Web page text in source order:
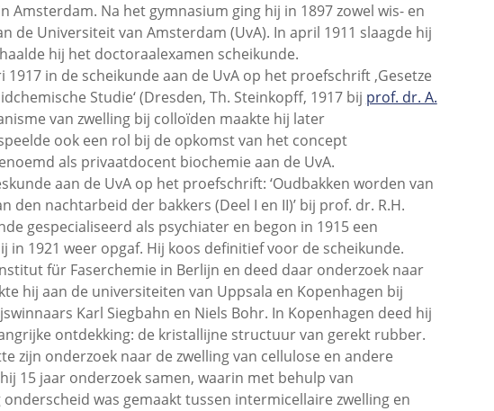
Amsterdam. Na het gymnasium ging hij in 1897 zowel wis- en
de Universiteit van Amsterdam (UvA). In april 1911 slaagde hij
hij het doctoraalexamen scheikunde.
in de scheikunde aan de UvA op het proefschrift ‚Gesetze
Studie‘ (Dresden, Th. Steinkopff, 1917 bij prof. dr. A.
van zwelling bij colloïden maakte hij later
ook een rol bij de opkomst van het concept
als privaatdocent biochemie aan de UvA.
aan de UvA op het proefschrift: ‘Oudbakken worden van
nachtarbeid der bakkers (Deel I en II)’ bij prof. dr. R.H.
gespecialiseerd als psychiater en begon in 1915 een
1921 weer opgaf. Hij koos definitief voor de scheikunde.
für Faserchemie in Berlijn en deed daar onderzoek naar
hij aan de universiteiten van Uppsala en Kopenhagen bij
Karl Siegbahn en Niels Bohr. In Kopenhagen deed hij
ontdekking: de kristallijne structuur van gerekt rubber.
zijn onderzoek naar de zwelling van cellulose en andere
15 jaar onderzoek samen, waarin met behulp van
was gemaakt tussen intermicellaire zwelling en